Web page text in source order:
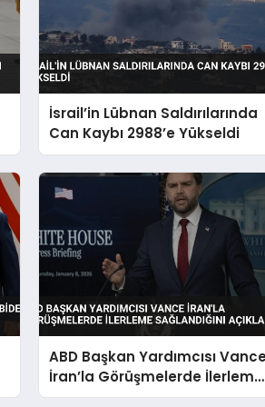
İsrail’in Lübnan Saldırılarında
Can Kaybı 2988’e Yükseldi
ABD Başkan Yardımcısı
İran’la Görüşmelerde İlerleme
Sağlandığını Açıkladı